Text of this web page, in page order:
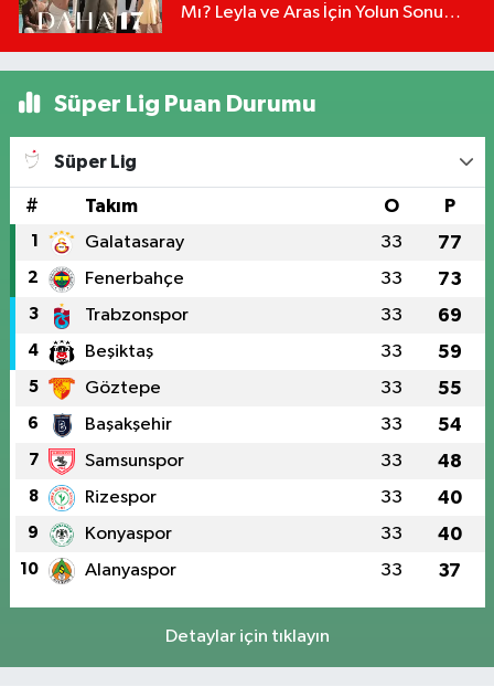
Mı? Leyla ve Aras İçin Yolun Sonu
Süper Lig Puan Durumu
Süper Lig
# Takım O P
1 Galatasaray 33 77
2 Fenerbahçe 33 73
3 Trabzonspor 33 69
4 Beşiktaş 33 59
5 Göztepe 33 55
6 Başakşehir 33 54
7 Samsunspor 33 48
8 Rizespor 33 40
9 Konyaspor 33 40
10 Alanyaspor 33 37
Detaylar için tıklayın